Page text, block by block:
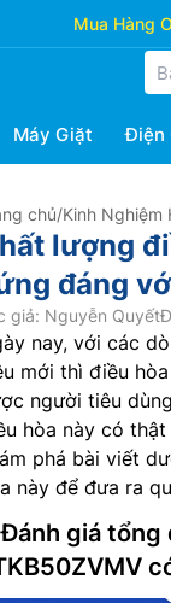
Mua Hàng
Máy Giặt Điện
chủ/Kinh Nghiệm
lượng
đáng
giả: Nguyễn Quyết
nay, với các
mới thì điều
người tiêu
hòa này có
phá bài viết
này để đưa ra
Đánh giá